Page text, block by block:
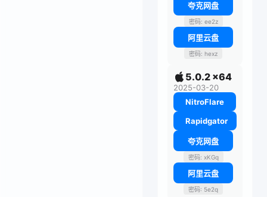
夸克网盘
密码: ee2z
阿里云盘
密码: hexz
5.0.2 x64
2025-03-20
NitroFlare
Rapidgator
夸克网盘
密码: xKGq
阿里云盘
密码: 5e2q